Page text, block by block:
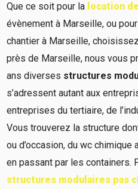
Que ce soit pour la location
évènement à Marseille, ou
chantier à Marseille,
près de Marseille, nous vous
ans diverses structures
s’adressent autant aux
entreprises du tertiaire, de
Vous trouverez la structure
ou d’occasion, du wc
en passant par lescontainers.
structures modulaires pas